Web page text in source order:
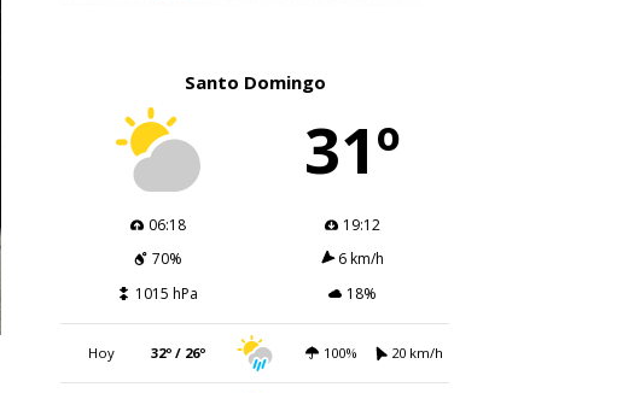
Santo Domingo
31º
06:18
19:12
70%
6 km/h
1015 hPa
18%
Hoy 32º / 26º 100% 20 km/h